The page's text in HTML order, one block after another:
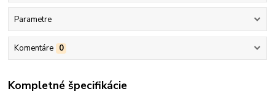
Parametre
Komentáre 0
Kompletné špecifikácie